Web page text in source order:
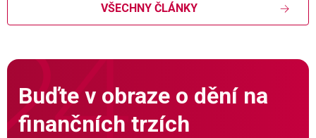
VŠECHNY ČLÁNKY
Buďte v obraze o dění na
finančních trzích